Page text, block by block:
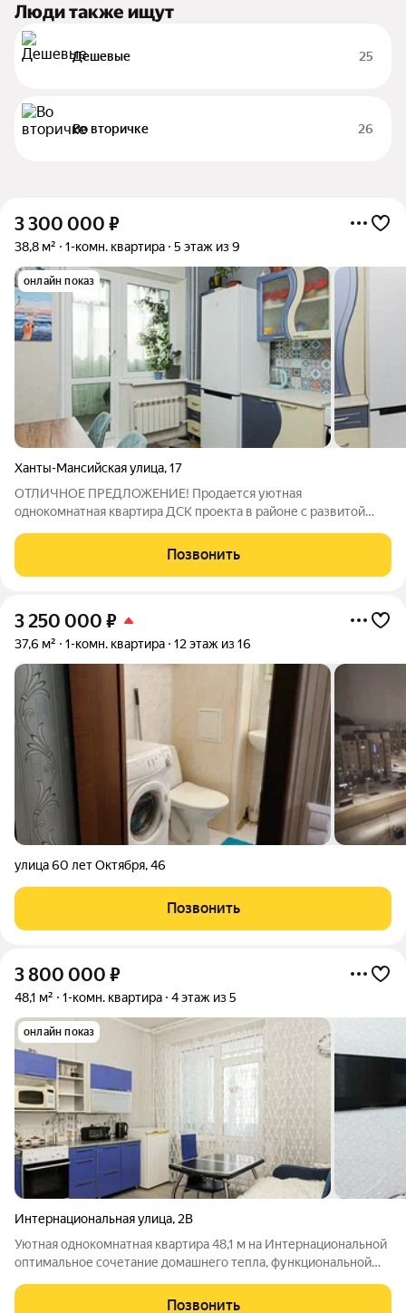
Люди также ищут
Дешевые 25
Во вторичке 26
3 300 000 ₽
38,8 м² 1-комн. квартира 5 этаж из 9
онлайн показ
Ханты-Мансийская улица,17
ОТЛИЧНОЕ ПРЕДЛОЖЕНИЕ! Продается уютная
однокомнатная квартира ДСК проекта в районе с развитой
лицей №2 и детские сады «Журавушка», «Соловушка»,
«Северяночка», спорткомплекс «Арена», сетевые
Позвонить
3 250 000 ₽
37,6 м² 1-комн. квартира 12 этаж из 16
улица 60 лет Октября,46
Позвонить
3 800 000 ₽
48,1 м² 1-комн. квартира 4 этаж из 5
онлайн показ
Интернациональная улица, 2В
Уютная однокомнатная квартира 48,1 м на Интернациональной
оптимальное сочетание домашнего тепла, функциональной
Позвонить